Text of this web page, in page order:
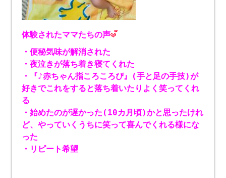
体験されたママたちの声
・便秘気味が解消された
・夜泣きが落ち着き寝てくれた
・『♪赤ちゃん指ころころぴ』(手と足の手技)が
好きでこれをすると落ち着いたりよく笑ってくれ
る
・始めたのが遅かった(10カ月頃)かと思ったけれ
ど、やっていくうちに笑って喜んでくれる様にな
った
・リピート希望